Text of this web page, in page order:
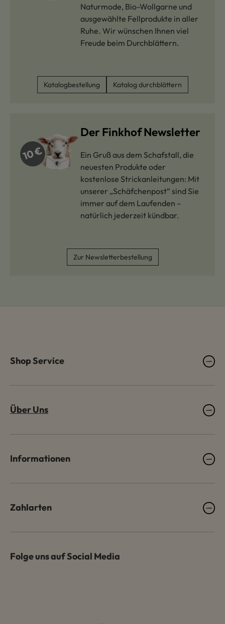
Naturmode, Bio-Wollgarne und
ausgewählte Fellprodukte in aller
Ruhe. Wir wünschen Ihnen viel
Freude beim Durchblättern.
Katalogbestellung Katalog durchblättern
Der Finkhof Newsletter
Ein Gruß aus dem Schafstall, die
neuesten Produkte oder
kostenlose Strickanleitungen: Mit
unserer „Schäfchenpost“ sind Sie
immer auf dem Laufenden –
natürlich jederzeit kündbar.
Zur Newsletterbestellung
Shop Service
Über Uns
Informationen
Zahlarten
Folge uns auf Social Media